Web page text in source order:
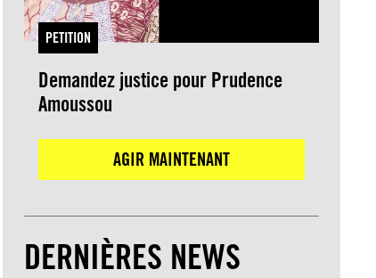
PETITION
Demandez justice pour Prudence
Amoussou
AGIR MAINTENANT
DERNIÈRES NEWS